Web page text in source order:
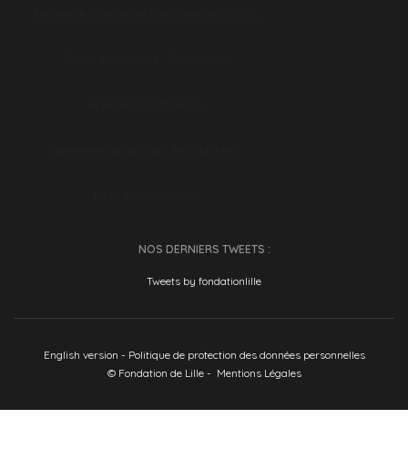
NOS DERNIERS TWEETS :
Tweets by fondationlille
English version - Politique de protection des données personnelles
© Fondation de Lille - Mentions Légales